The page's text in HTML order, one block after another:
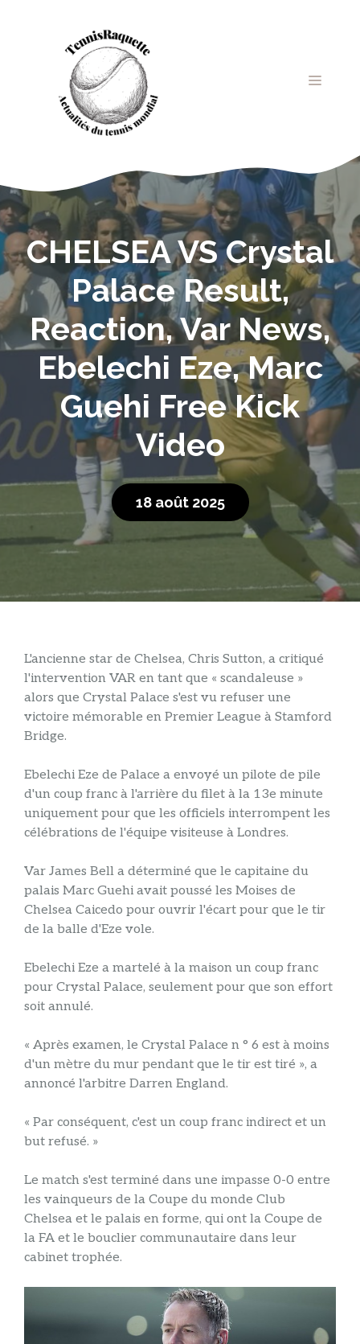
MENU
CHELSEA VS Crystal
Palace Result,
Reaction, Var News,
Ebelechi Eze, Marc
Guehi Free Kick
Video
18 août 2025
L'ancienne star de Chelsea, Chris Sutton, a critiqué
l'intervention VAR en tant que « scandaleuse »
alors que Crystal Palace s'est vu refuser une
victoire mémorable en Premier League à Stamford
Bridge.
Ebelechi Eze de Palace a envoyé un pilote de pile
d'un coup franc à l'arrière du filet à la 13e minute
uniquement pour que les officiels interrompent les
célébrations de l'équipe visiteuse à Londres.
Var James Bell a déterminé que le capitaine du
palais Marc Guehi avait poussé les Moises de
Chelsea Caicedo pour ouvrir l'écart pour que le tir
de la balle d'Eze vole.
Ebelechi Eze a martelé à la maison un coup franc
pour Crystal Palace, seulement pour que son effort
soit annulé.
« Après examen, le Crystal Palace n ° 6 est à moins
d'un mètre du mur pendant que le tir est tiré », a
annoncé l'arbitre Darren England.
« Par conséquent, c'est un coup franc indirect et un
but refusé. »
Le match s'est terminé dans une impasse 0-0 entre
les vainqueurs de la Coupe du monde Club
Chelsea et le palais en forme, qui ont la Coupe de
la FA et le bouclier communautaire dans leur
cabinet trophée.